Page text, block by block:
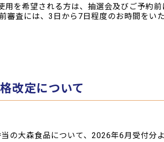
用を希望される方は、抽選会及びご予約
審査には、3日から7日程度のお時間をい
改定について
の大森食品について、2026年6月受付分